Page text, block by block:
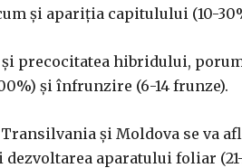
şi apariţia capitulului (10-
precocitatea hibridului,
şi înfrunzire (6-14 frunze).
şi Moldova se va
aparatului foliar